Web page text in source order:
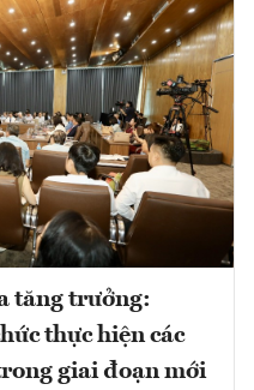
tăng trưởng:
thực hiện các
giai đoạn mới